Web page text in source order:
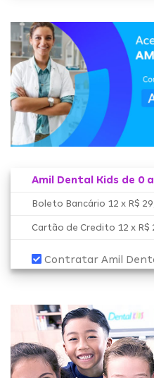
Amil Dental Kids de 0
Boleto Bancário 12 x R$
Cartão de Credito 12 x R$
Contratar Amil